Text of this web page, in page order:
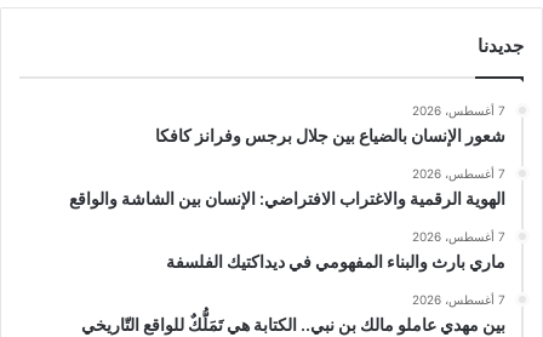
جديدنا
7 أغسطس، 2026
شعور الإنسان بالضياع بين جلال برجس وفرانز كافكا
7 أغسطس، 2026
الهوية الرقمية والاغتراب الافتراضي: الإنسان بين الشاشة والواقع
7 أغسطس، 2026
ماري بارث والبناء المفهومي في ديداكتيك الفلسفة
7 أغسطس، 2026
بين مهدي عاملو مالك بن نبي.. الكتابة هي تَمَلُّكٌ للواقع التّاريخي